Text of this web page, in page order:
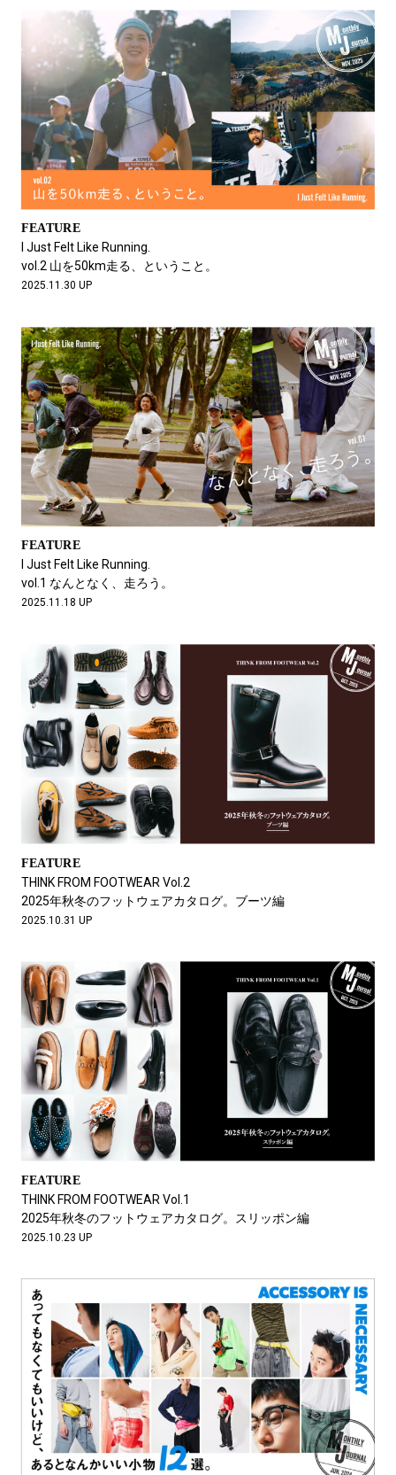
FEATURE
I Just Felt Like Running.
vol.2 山を50km走る、ということ。
2025.11.30 UP
FEATURE
I Just Felt Like Running.
vol.1 なんとなく、走ろう。
2025.11.18 UP
FEATURE
THINK FROM FOOTWEAR Vol.2
2025年秋冬のフットウェアカタログ。ブーツ編
2025.10.31 UP
FEATURE
THINK FROM FOOTWEAR Vol.1
2025年秋冬のフットウェアカタログ。スリッポン編
2025.10.23 UP